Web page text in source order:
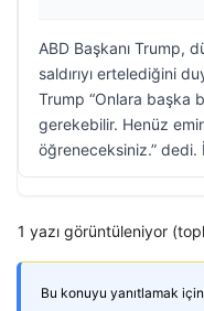
ABD Başkanı Trump,
saldırıyı ertelediğini
Trump “Onlara başka
gerekebilir. Henüz
öğreneceksiniz.” dedi.
1 yazı görüntüleniyor
Bu konuyu yanıtlamak için